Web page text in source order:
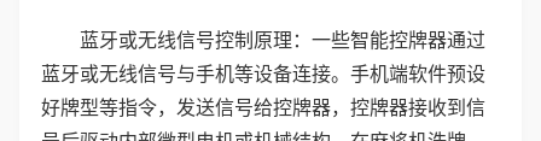
蓝牙或无线信号控制原理：一些智能控牌器通过
蓝牙或无线信号与手机等设备连接。手机端软件预设
好牌型等指令，发送信号给控牌器，控牌器接收到信